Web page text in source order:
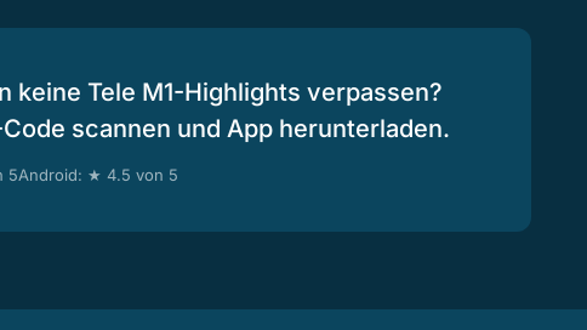
keine Tele M1-Highlights verpassen?
scannen und App herunterladen.
5Android: ★ 4.5 von 5